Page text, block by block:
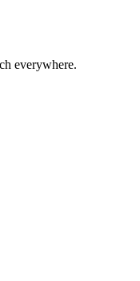
everywhere.